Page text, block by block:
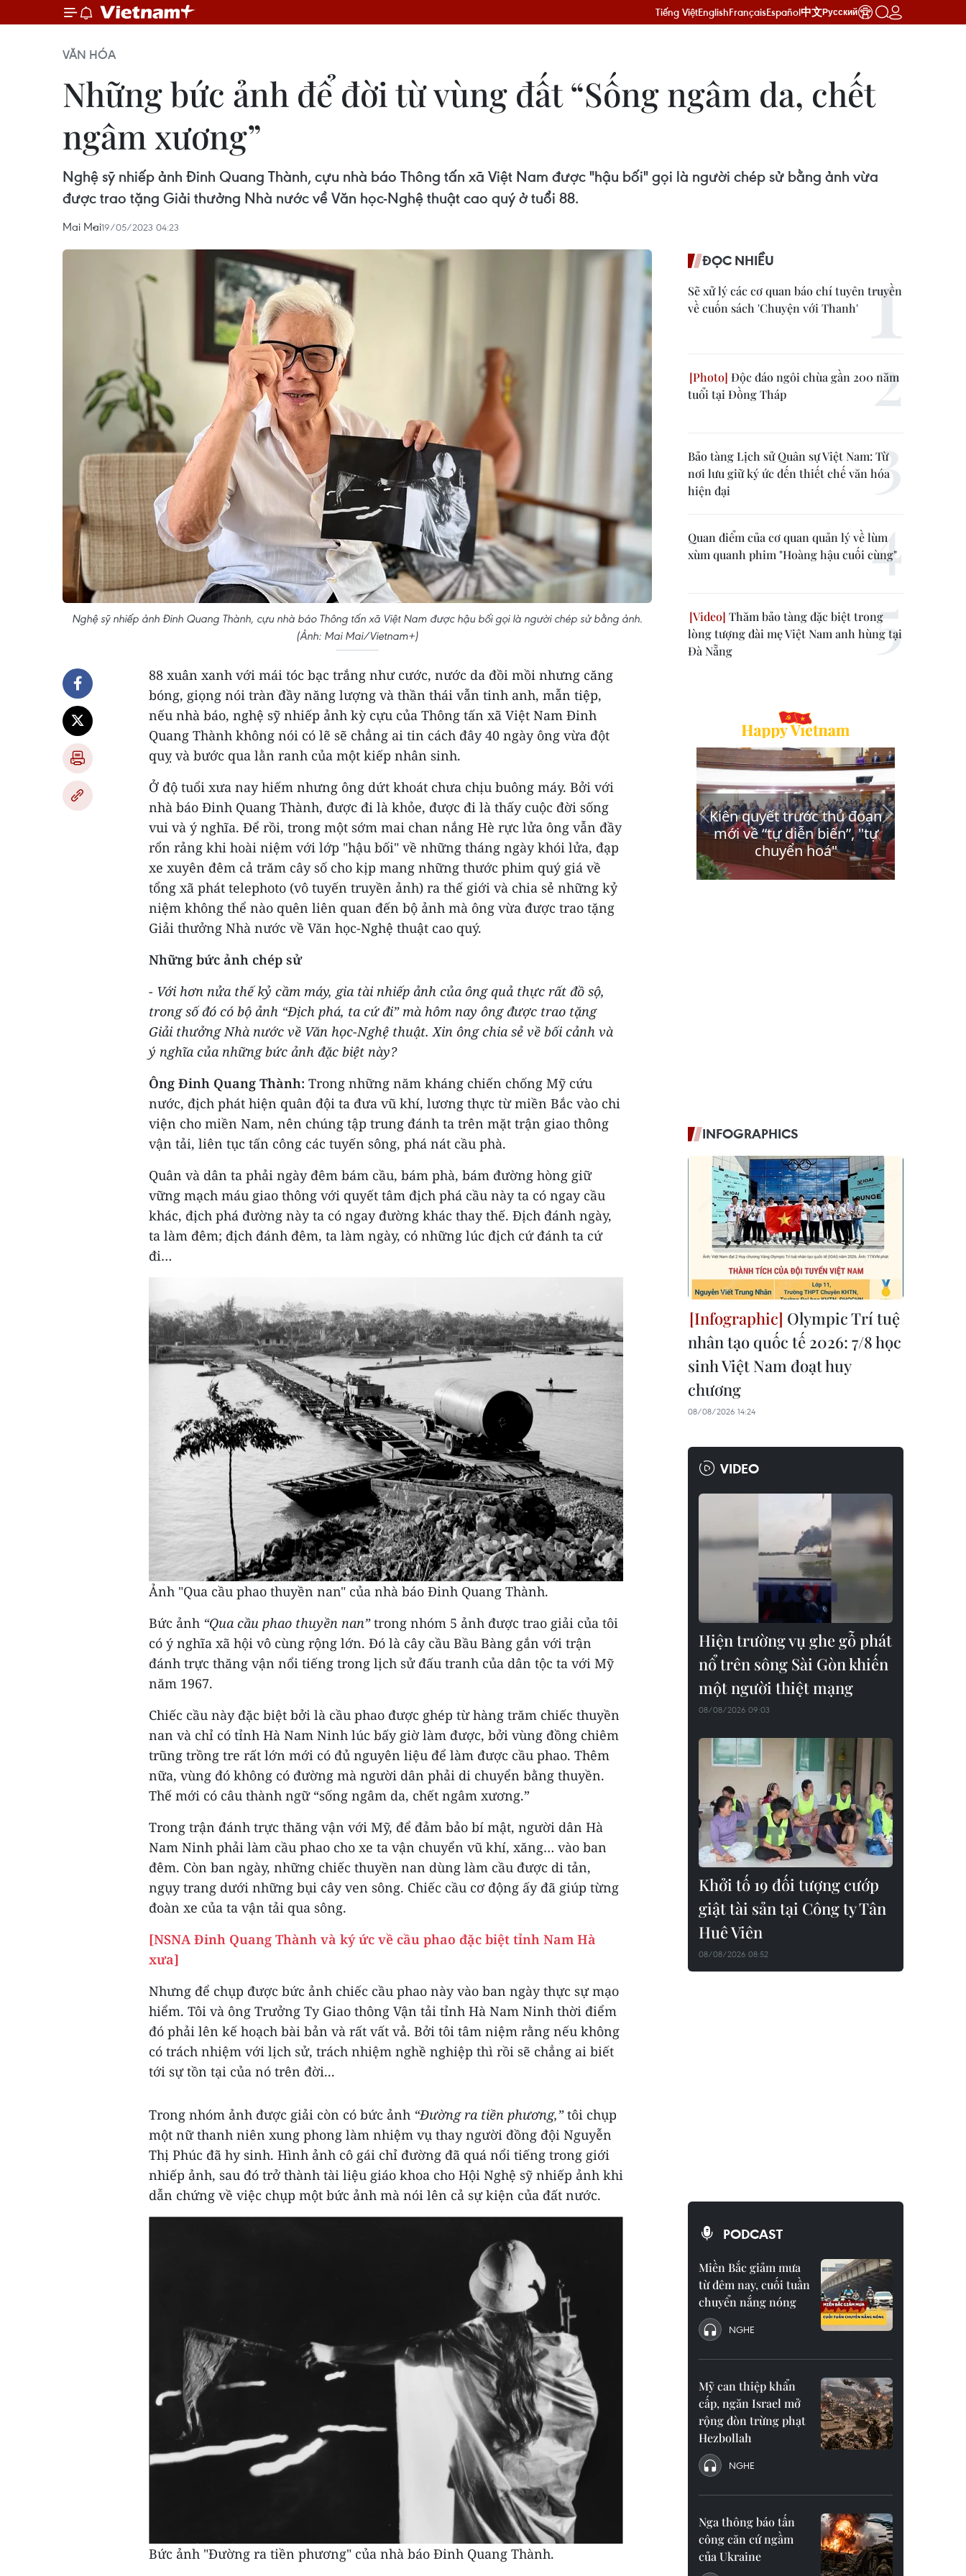
Tiếng ViệtEnglishFrançaisEspañol中文Русский
VĂN HÓA
Những bức ảnh để đời từ vùng đất “Sống ngâm da, chết
ngâm xương”
Nghệ sỹ nhiếp ảnh Đinh Quang Thành, cựu nhà báo Thông tấn xã Việt Nam được "hậu bối" gọi là người chép sử bằng ảnh vừa
được trao tặng Giải thưởng Nhà nước về Văn học-Nghệ thuật cao quý ở tuổi 88.
Mai Mai19/05/2023 04:23
Nghệ sỹ nhiếp ảnh Đinh Quang Thành, cựu nhà báo Thông tấn xã Việt Nam được hậu bối gọi là người chép sử bằng ảnh.
(Ảnh: Mai Mai/Vietnam+)
88 xuân xanh với mái tóc bạc trắng như cước, nước da đồi mồi nhưng căng
bóng, giọng nói tràn đầy năng lượng và thần thái vẫn tinh anh, mẫn tiệp,
nếu nhà báo, nghệ sỹ nhiếp ảnh kỳ cựu của Thông tấn xã Việt Nam Đinh
Quang Thành không nói có lẽ sẽ chẳng ai tin cách đây 40 ngày ông vừa đột
quỵ và bước qua lằn ranh của một kiếp nhân sinh.
Ở độ tuổi xưa nay hiếm nhưng ông dứt khoát chưa chịu buông máy. Bởi với
nhà báo Đinh Quang Thành, được đi là khỏe, được đi là thấy cuộc đời sống
vui và ý nghĩa. Để rồi, trong một sớm mai chan nắng Hè rực lửa ông vẫn đầy
rổn rảng khi hoài niệm với lớp "hậu bối" về những tháng ngày khói lửa, đạp
xe xuyên đêm cả trăm cây số cho kịp mang những thước phim quý giá về
tổng xã phát telephoto (vô tuyến truyền ảnh) ra thế giới và chia sẻ những kỷ
niệm không thể nào quên liên quan đến bộ ảnh mà ông vừa được trao tặng
Giải thưởng Nhà nước về Văn học-Nghệ thuật cao quý.
Những bức ảnh chép sử
- Với hơn nửa thế kỷ cầm máy, gia tài nhiếp ảnh của ông quả thực rất đồ sộ,
trong số đó có bộ ảnh “Địch phá, ta cứ đi” mà hôm nay ông được trao tặng
Giải thưởng Nhà nước về Văn học-Nghệ thuật. Xin ông chia sẻ về bối cảnh và
ý nghĩa của những bức ảnh đặc biệt này?
Ông Đinh Quang Thành: Trong những năm kháng chiến chống Mỹ cứu
nước, địch phát hiện quân đội ta đưa vũ khí, lương thực từ miền Bắc vào chi
viện cho miền Nam, nên chúng tập trung đánh ta trên mặt trận giao thông
vận tải, liên tục tấn công các tuyến sông, phá nát cầu phà.
Quân và dân ta phải ngày đêm bám cầu, bám phà, bám đường hòng giữ
vững mạch máu giao thông với quyết tâm địch phá cầu này ta có ngay cầu
khác, địch phá đường này ta có ngay đường khác thay thế. Địch đánh ngày,
ta làm đêm; địch đánh đêm, ta làm ngày, có những lúc địch cứ đánh ta cứ
đi…
Ảnh "Qua cầu phao thuyền nan" của nhà báo Đinh Quang Thành.
Bức ảnh “Qua cầu phao thuyền nan”trong nhóm 5 ảnh được trao giải của tôi
có ý nghĩa xã hội vô cùng rộng lớn. Đó là cây cầu Bầu Bàng gắn với trận
đánh trực thăng vận nổi tiếng trong lịch sử đấu tranh của dân tộc ta với Mỹ
năm 1967.
Chiếc cầu này đặc biệt bởi là cầu phao được ghép từ hàng trăm chiếc thuyền
nan và chỉ có tỉnh Hà Nam Ninh lúc bấy giờ làm được, bởi vùng đồng chiêm
trũng trồng tre rất lớn mới có đủ nguyên liệu để làm được cầu phao. Thêm
nữa, vùng đó không có đường mà người dân phải di chuyển bằng thuyền.
Thế mới có câu thành ngữ “sống ngâm da, chết ngâm xương.”
Trong trận đánh trực thăng vận với Mỹ, để đảm bảo bí mật, người dân Hà
Nam Ninh phải làm cầu phao cho xe ta vận chuyển vũ khí, xăng… vào ban
đêm. Còn ban ngày, những chiếc thuyền nan dùng làm cầu được di tản,
ngụy trang dưới những bụi cây ven sông. Chiếc cầu cơ động ấy đã giúp từng
đoàn xe của ta vận tải qua sông.
[NSNA Đinh Quang Thành và ký ức về cầu phao đặc biệt tỉnh Nam Hà
xưa]
Nhưng để chụp được bức ảnh chiếc cầu phao này vào ban ngày thực sự mạo
hiểm. Tôi và ông Trưởng Ty Giao thông Vận tải tỉnh Hà Nam Ninh thời điểm
đó phải lên kế hoạch bài bản và rất vất vả. Bởi tôi tâm niệm rằng nếu không
có trách nhiệm với lịch sử, trách nhiệm nghề nghiệp thì rồi sẽ chẳng ai biết
tới sự tồn tại của nó trên đời...
Trong nhóm ảnh được giải còn có bức ảnh “Đường ra tiền phương,”tôi chụp
một nữ thanh niên xung phong làm nhiệm vụ thay người đồng đội Nguyễn
Thị Phúc đã hy sinh. Hình ảnh cô gái chỉ đường đã quá nổi tiếng trong giới
nhiếp ảnh, sau đó trở thành tài liệu giáo khoa cho Hội Nghệ sỹ nhiếp ảnh khi
dẫn chứng về việc chụp một bức ảnh mà nói lên cả sự kiện của đất nước.
Bức ảnh "Đường ra tiền phương" của nhà báo Đinh Quang Thành.
ĐỌC NHIỀU
Sẽ xử lý các cơ quan báo chí tuyên truyền
về cuốn sách 'Chuyện với Thanh'
Độc đáo ngôi chùa gần 200 năm
tuổi tại Đồng Tháp
Bảo tàng Lịch sử Quân sự Việt Nam: Từ
nơi lưu giữ ký ức đến thiết chế văn hóa
hiện đại
Quan điểm của cơ quan quản lý về lùm
xùm quanh phim "Hoàng hậu cuối cùng"
Thăm bảo tàng đặc biệt trong
lòng tượng đài mẹ Việt Nam anh hùng tại
Đà Nẵng
INFOGRAPHICS
Olympic Trí tuệ
nhân tạo quốc tế 2026: 7/8 học
sinh Việt Nam đoạt huy
chương
08/08/2026 14:24
VIDEO
Hiện trường vụ ghe gỗ phát
nổ trên sông Sài Gòn khiến
một người thiệt mạng
08/08/2026 09:03
Khởi tố 19 đối tượng cướp
giật tài sản tại Công ty Tân
Huê Viên
08/08/2026 08:52
PODCAST
Miền Bắc giảm mưa
từ đêm nay, cuối tuần
chuyển nắng nóng
NGHE
Mỹ can thiệp khẩn
cấp, ngăn Israel mở
rộng đòn trừng phạt
Hezbollah
NGHE
Nga thông báo tấn
công căn cứ ngầm
của Ukraine